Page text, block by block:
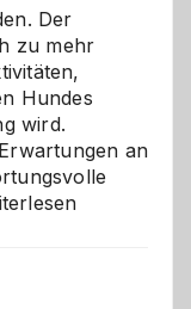
Der
zu mehr
Hundes
wird.
an